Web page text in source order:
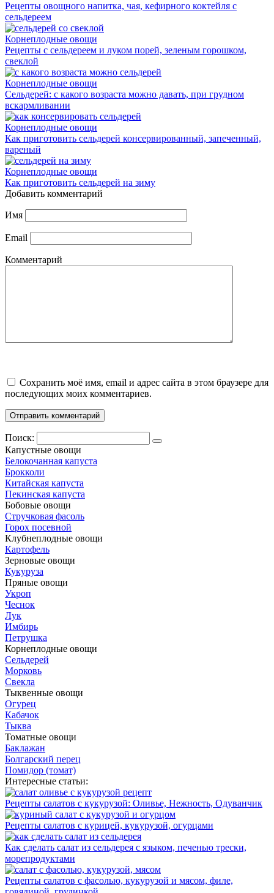
Рецепты овощного напитка, чая, кефирного коктейля с
сельдереем
Корнеплодные овощи
Рецепты с сельдереем и луком порей, зеленым горошком,
свеклой
Корнеплодные овощи
Сельдерей: с какого возраста можно давать, при грудном
вскармливании
Корнеплодные овощи
Как приготовить сельдерей консервированный, запеченный,
вареный
Корнеплодные овощи
Как приготовить сельдерей на зиму
Добавить комментарий
Имя
Email
Комментарий
Сохранить моё имя, email и адрес сайта в этом браузере для
последующих моих комментариев.
Поиск:
Капустные овощи
Белокочанная капуста
Брокколи
Китайская капуста
Пекинская капуста
Бобовые овощи
Стручковая фасоль
Горох посевной
Клубнеплодные овощи
Картофель
Зерновые овощи
Кукуруза
Пряные овощи
Укроп
Чеснок
Лук
Имбирь
Петрушка
Корнеплодные овощи
Сельдерей
Морковь
Свекла
Тыквенные овощи
Огурец
Кабачок
Тыква
Томатные овощи
Баклажан
Болгарский перец
Помидор (томат)
Интересные статьи:
Рецепты салатов с кукурузой: Оливье, Нежность, Одуванчик
Рецепты салатов с курицей, кукурузой, огурцами
Как сделать салат из сельдерея с языком, печенью трески,
морепродуктами
Рецепты салатов с фасолью, кукурузой и мясом, филе,